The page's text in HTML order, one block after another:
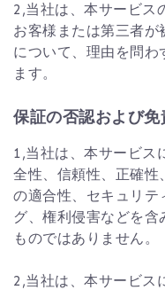
2,当社は、本サービス
お客様または第三者
について、理由を問わ
ます。
保証の否認および
1,当社は、本サービス
全性、信頼性、正確性
の適合性、セキュリテ
グ、権利侵害などを
ものではありません。
2,当社は、本サービス